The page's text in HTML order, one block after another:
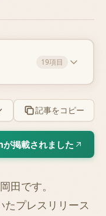
19項目
記事をコピー
掲載されました
田です。
プレスリリース